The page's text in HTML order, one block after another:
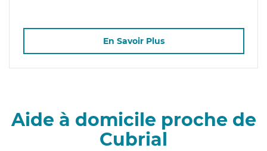
En Savoir Plus
Aide à domicile proche de
Cubrial